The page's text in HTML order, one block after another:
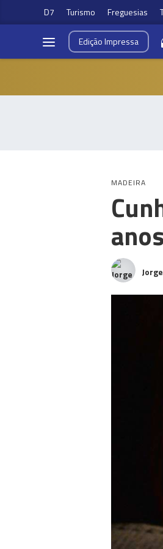
D7 Turismo Freguesias
EdiçãoImpressa
MADEIRA